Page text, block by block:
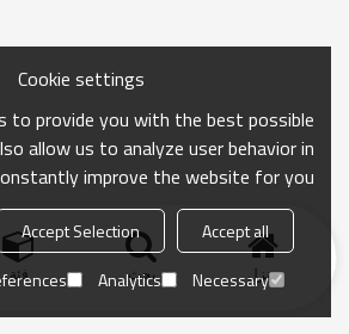
منزل بحث فئة
Cookie settings
to provide you with the best possible
allow us to analyze user behavior in
improve the website for you.
Accept all
Accept Selection
Necessary
Analytics